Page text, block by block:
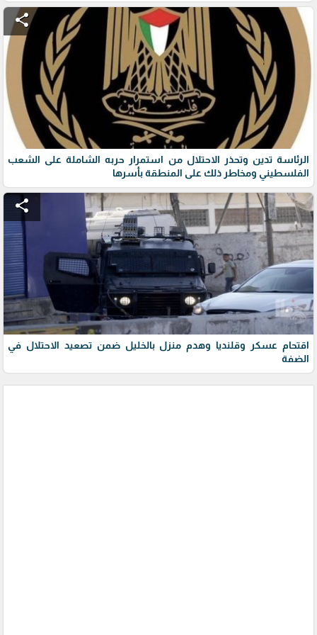
share
الرئاسة تدين وتحذر الاحتلال من استمرار حربه الشاملة على الشعب
الفلسطيني ومخاطر ذلك على المنطقة بأسرها
share
اقتحام عسكر وقلنديا وهدم منزل بالخليل ضمن تصعيد الاحتلال في
الضفة